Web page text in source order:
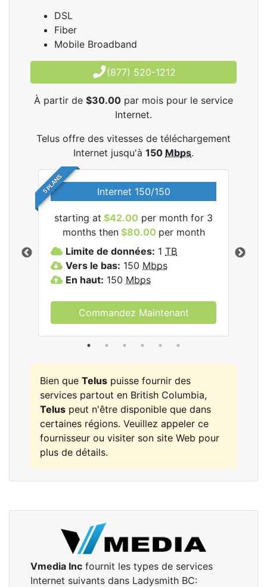
DSL
Fiber
Mobile Broadband
(877) 520-1212
À partir de $30.00 par mois pour le service
Internet.
Telus offre des vitesses de téléchargement
Internet jusqu'à 150 Mbps.
5 PLANS Internet 150/150
starting at $42.00 per month for 3
months then$80.00 per month
Limite de données: 1 TB
Vers le bas: 150 Mbps
En haut: 150 Mbps
Commandez Maintenant
Bien que Telus puisse fournir des
services partout en British Columbia,
Telus peut n'être disponible que dans
certaines régions. Veuillez appeler ce
fournisseur ou visiter son site Web pour
plus de détails.
Vmedia Inc fournit les types de services
Internet suivants dans Ladysmith BC: